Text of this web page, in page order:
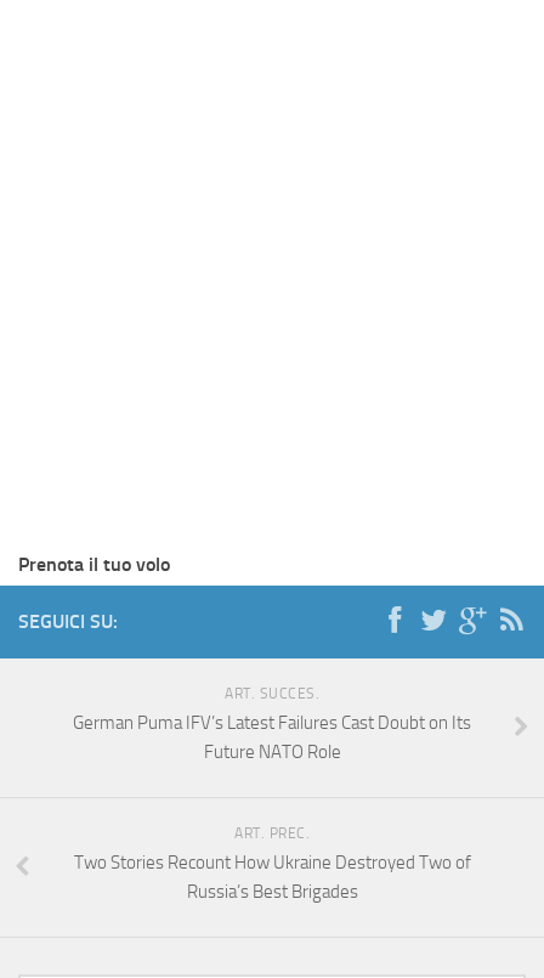
Prenota il tuo volo
SEGUICI SU:
ART. SUCCES.
German Puma IFV’s Latest Failures Cast Doubt on Its
Future NATO Role
ART. PREC.
Two Stories Recount How Ukraine Destroyed Two of
Russia’s Best Brigades